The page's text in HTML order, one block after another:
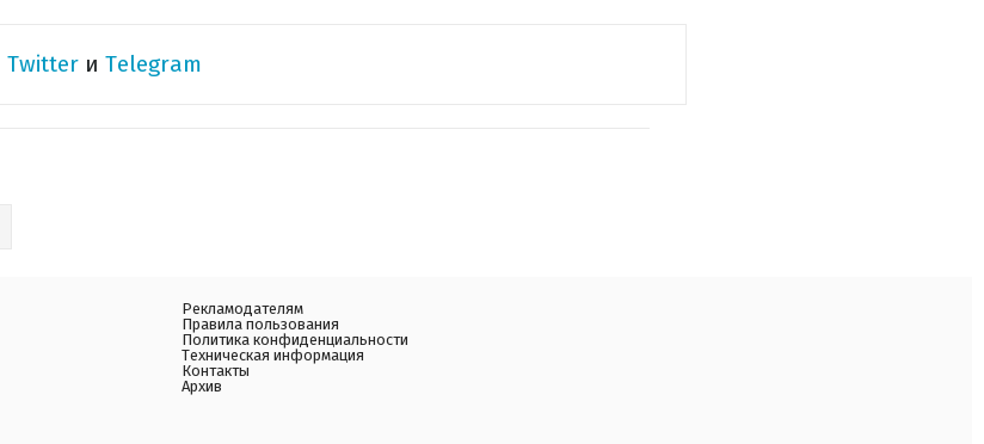
Twitter и Telegram
Рекламодателям
Правила пользования
Политика конфиденциальности
Техническая информация
Контакты
Архив